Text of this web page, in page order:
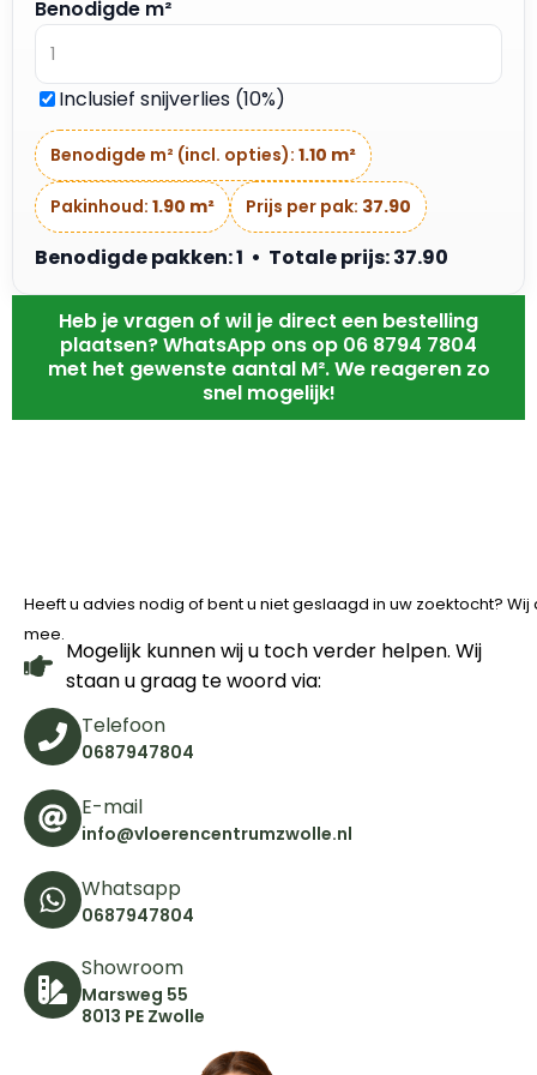
Benodigde m²
Inclusief snijverlies (10%)
Benodigde m² (incl. opties): 1.10 m²
Pakinhoud: 1.90 m² Prijs per pak: 37.90
Benodigde pakken: 1 • Totale prijs: 37.90
Heb je vragen of wil je direct een bestelling
plaatsen? WhatsApp ons op 06 8794 7804
met het gewenste aantal M². We reageren zo
snel mogelijk!
Heeft u advies nodig of bent u niet geslaagd in uw zoektocht?
mee.
Mogelijk kunnen wij u toch verder helpen. Wij
staan u graag te woord via:
Telefoon
0687947804
E-mail
info@vloerencentrumzwolle.nl
Whatsapp
0687947804
Showroom
Marsweg 55
8013 PE Zwolle